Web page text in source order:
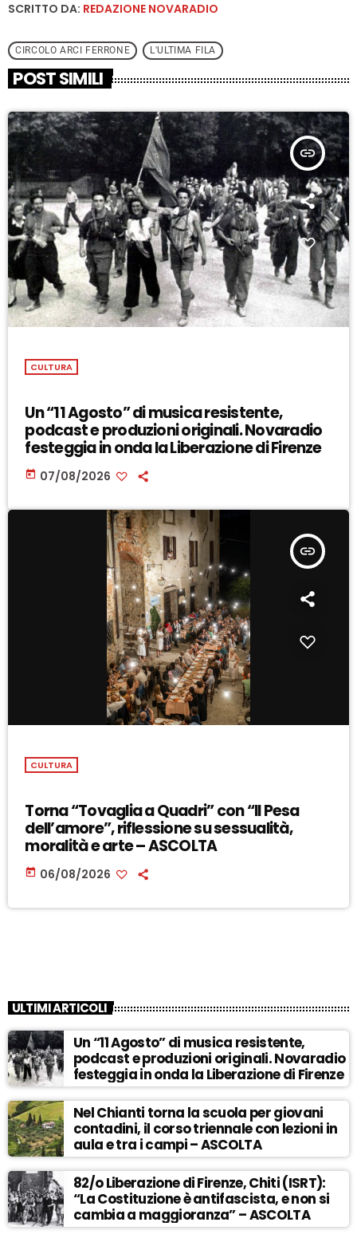
SCRITTO DA: REDAZIONE NOVARADIO
CIRCOLO ARCI FERRONE L'ULTIMA FILA
POST SIMILI
insert_link
CULTURA
Un “11 Agosto” di musica resistente,
podcast e produzioni originali. Novaradio
festeggia in onda la Liberazione di Firenze
today 07/08/2026
insert_link
CULTURA
Torna “Tovaglia a Quadri” con “Il Pesa
dell’amore”, riflessione su sessualità,
moralità e arte – ASCOLTA
today 06/08/2026
ULTIMI ARTICOLI
Un “11 Agosto” di musica resistente,
podcast e produzioni originali. Novaradio
festeggia in onda la Liberazione di Firenze
Nel Chianti torna la scuola per giovani
contadini, il corso triennale con lezioni in
aula e tra i campi – ASCOLTA
82/o Liberazione di Firenze, Chiti (ISRT):
“La Costituzione è antifascista, e non si
cambia a maggioranza” – ASCOLTA